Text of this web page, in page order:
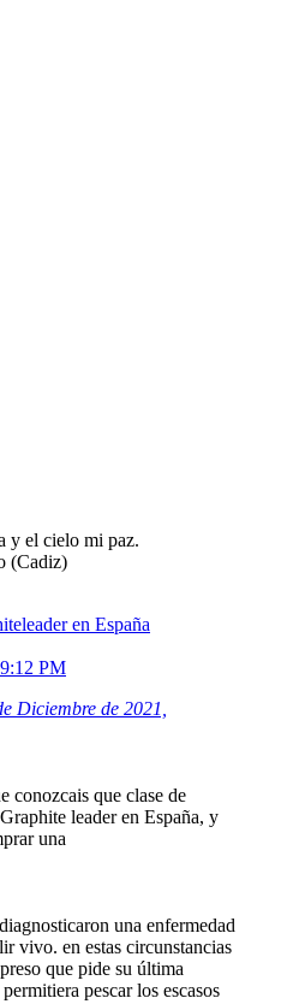
y el cielo mi paz.
(Cadiz)
en España
PM
Diciembre de 2021,
conozcais que clase de
leader en España, y
una
una enfermedad
vivo. en estas circunstancias
que pide su última
pescar los escasos